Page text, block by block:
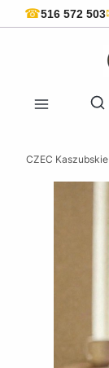
☎516 572 503
CZEC